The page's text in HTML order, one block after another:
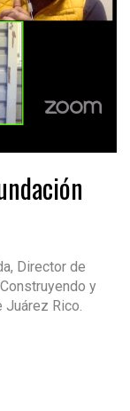
Director de
y
Juárez Rico.